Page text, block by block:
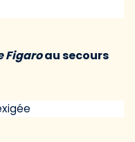
Figaroau secours